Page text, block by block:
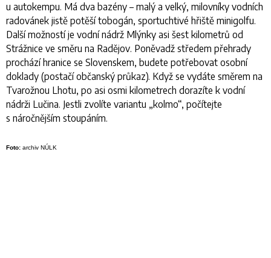
u autokempu. Má dva bazény – malý a velký, milovníky vodních
radovánek jistě potěší tobogán, sportuchtivé hřiště minigolfu.
Další možností je vodní nádrž Mlýnky asi šest kilometrů od
Strážnice ve směru na Radějov. Poněvadž středem přehrady
prochází hranice se Slovenskem, budete potřebovat osobní
doklady (postačí občanský průkaz). Když se vydáte směrem na
Tvarožnou Lhotu, po asi osmi kilometrech dorazíte k vodní
nádrži Lučina. Jestli zvolíte variantu „kolmo“, počítejte
s náročnějším stoupáním.
Foto: archiv NÚLK